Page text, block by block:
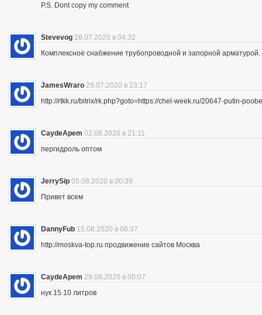
P.S. Dont copy my comment
Stevevog 28.07.2020 в 04:32
Комплексное снабжение трубопроводной и запорной арматурой.
JamesWraro 29.07.2020 в 23:17
http://rtkk.ru/bitrix/rk.php?goto=https://chel-week.ru/20647-putin-
CaydeApem 02.08.2020 в 21:11
пергидроль оптом
JerrySip 05.08.2020 в 00:39
Привет всем
DannyFub 15.08.2020 в 08:37
http://moskva-top.ru продвижение сайтов Москва
CaydeApem 29.08.2020 в 00:07
нук 15 10 литров